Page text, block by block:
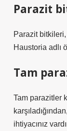
Parazit
Parazit
Haustoria adlı
Tam
Tam parazitler
ihtiyacınız